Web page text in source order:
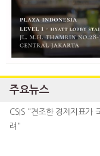
주요뉴스
CSIS "견조한 경제지표가
려"